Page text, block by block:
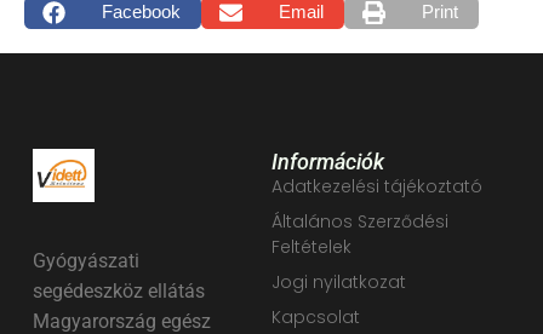
Facebook Email Print
Gyógyászati
segédeszköz ellátás
Magyarország egész
Információk
Adatkezelési tájékoztató
Általános Szerződési
Feltételek
Jogi nyilatkozat
Kapcsolat